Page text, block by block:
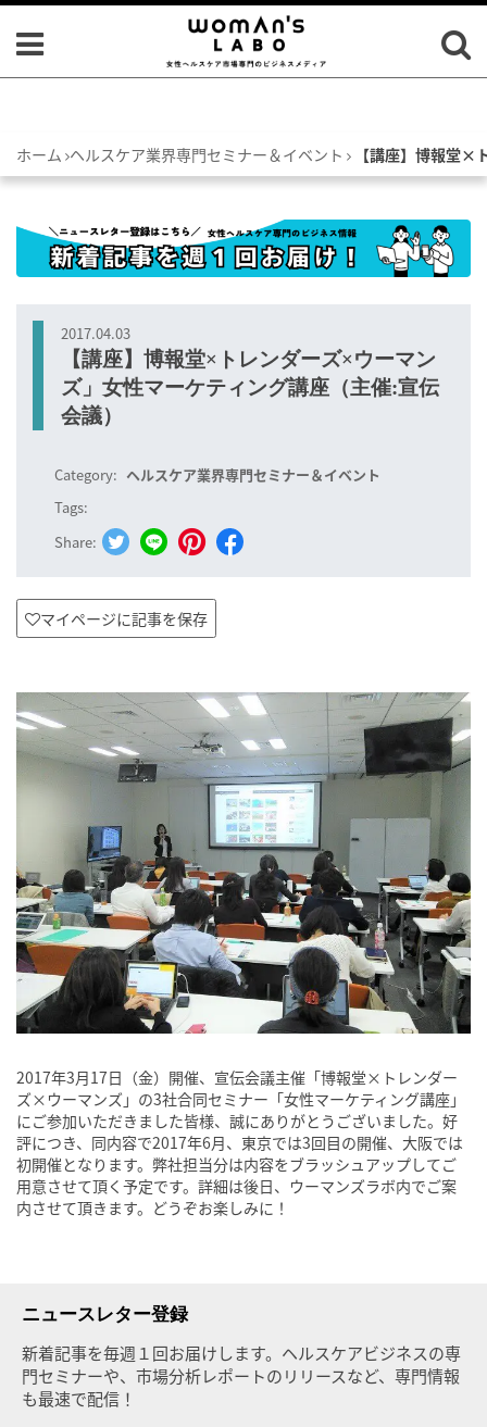
ホーム ヘルスケア業界専門セミナー＆イベント 【講座】博報堂×
2017.04.03
【講座】博報堂×トレンダーズ×ウーマン
ズ」女性マーケティング講座（主催:宣伝
会議）
Category: ヘルスケア業界専門セミナー＆イベント
Tags:
Share:
マイページに記事を保存
2017年3月17日（金）開催、宣伝会議主催「博報堂×トレンダー
ズ×ウーマンズ」の3社合同セミナー「女性マーケティング講座」
にご参加いただきました皆様、誠にありがとうございました。好
評につき、同内容で2017年6月、東京では3回目の開催、大阪では
初開催となります。弊社担当分は内容をブラッシュアップしてご
用意させて頂く予定です。詳細は後日、ウーマンズラボ内でご案
内させて頂きます。どうぞお楽しみに！
ニュースレター登録
新着記事を毎週１回お届けします。ヘルスケアビジネスの専
門セミナーや、市場分析レポートのリリースなど、専門情報
も最速で配信！